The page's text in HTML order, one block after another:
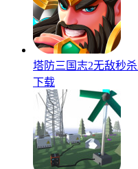
塔防三国志2无敌秒
下载